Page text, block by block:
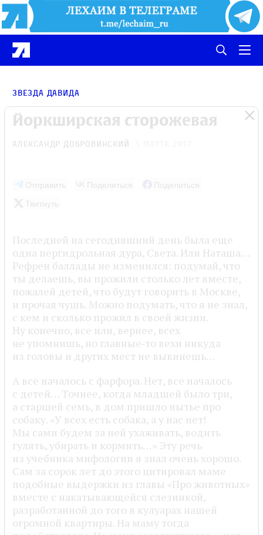
Звезда Давида
Йоркширская сторожевая
Александр Добровинский
Отправить Поделиться
Поделиться
Твитнуть
Последней на сегодняшний день была еще
одна пергидрольная дура, Света. Или Наташа…
Рефрен баллады не изменился: подумай, что
ты делаешь, вы прожили столько лет вместе,
пожалей детей, что будут говорить в Москве,
и прочая чушь. Можно подумать, что я не знал,
с кем и сколько прожил в своей жизни.
Ну конечно, все или, вернее, всех
не упомнишь, но главные‑то вехи никуда
из головы и других мест не выкинешь…
А все началось с фарфора. Нет, все началось
с детей… Точнее, когда младшей было три,
а старшей семь, в дом пришло нытье про
собаку. «У всех есть собака, а у нас нет!
Мы сами будем за ней ухаживать, водить
гулять, убирать и кормить…» Эту речь
из учебника мифологии я знал очень хорошо.
Сам за сорок лет до этого цитировал маме
подобные выдержки из главы «Про животных»
вместе с накатывающейся слезинкой,
разработанной до того в кулуарах нашей
огромной квартиры. На маму тогда